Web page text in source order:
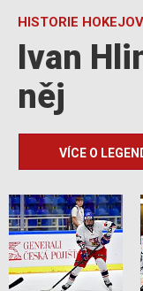
HISTORIE
Ivan
něj
VÍCE O